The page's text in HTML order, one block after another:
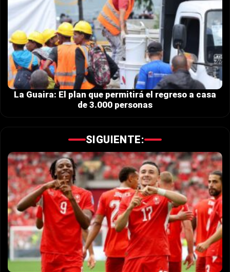
La Guaira: El plan que permitirá el regreso a casa
de 3.000 personas
SIGUIENTE: